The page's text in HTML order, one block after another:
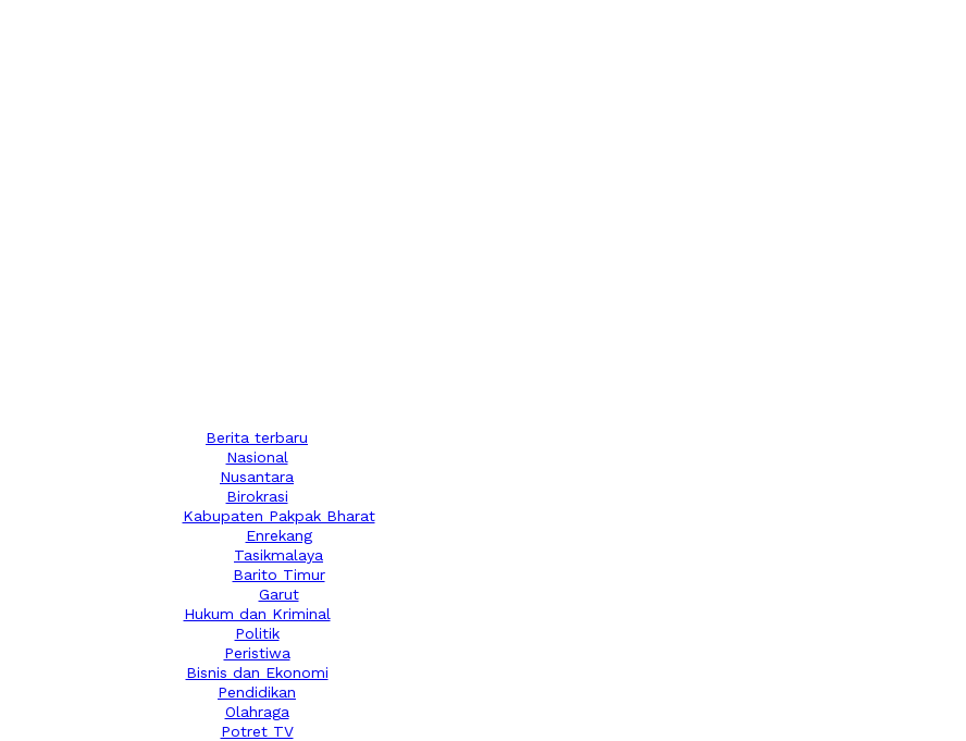
Berita terbaru
Nasional
Nusantara
Birokrasi
Kabupaten Pakpak Bharat
Enrekang
Tasikmalaya
Barito Timur
Garut
Hukum dan Kriminal
Politik
Peristiwa
Bisnis dan Ekonomi
Pendidikan
Olahraga
Potret TV